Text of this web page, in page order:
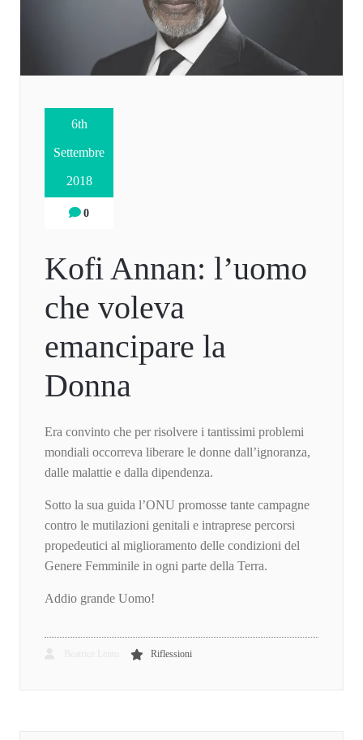
6th
Settembre
2018
0
Kofi Annan: l’uomo
che voleva
emancipare la
Donna
Era convinto che per risolvere i tantissimi problemi
mondiali occorreva liberare le donne dall’ignoranza,
dalle malattie e dalla dipendenza.
Sotto la sua guida l’ONU promosse tante campagne
contro le mutilazioni genitali e intraprese percorsi
propedeutici al miglioramento delle condizioni del
Genere Femminile in ogni parte della Terra.
Addio grande Uomo!
Riflessioni